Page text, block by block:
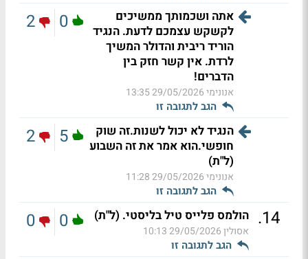
אתה ושכמותך ממשיכים
לקשקש עצמכם לדעת. הנגיד
הוריד ריבית והדולר המשיך
לרדת. אין קשר חזק בין
הדברים!
אנונימי29/05/2026 13:35
הגב לתגובה זו
0
2
הנגיד לא יכול לשנות.זה שוק
חופשי.הוא אמר את זה השבוע
(ל"ת)
אנונימי29/05/2026 11:28
הגב לתגובה זו
5
2
14
. הולמס פלייס טיל בליסטי. (ל"ת)
אסולין29/05/2026 10:13
הגב לתגובה זו
0
0